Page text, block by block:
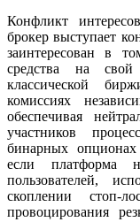
Конфликт
брокер выступает
заинтересован в
средства на
классической
комиссиях
обеспечивая
участников
бинарных
если платформа
пользователей,
скоплении стоп-
провоцирования